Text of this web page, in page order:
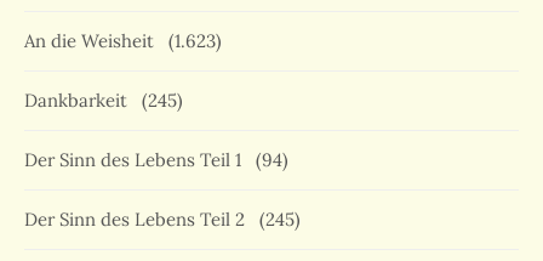
An die Weisheit (1.623)
Dankbarkeit (245)
Der Sinn des Lebens Teil 1 (94)
Der Sinn des Lebens Teil 2 (245)